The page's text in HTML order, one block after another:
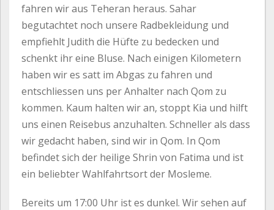
fahren wir aus Teheran heraus. Sahar
begutachtet noch unsere Radbekleidung und
empfiehlt Judith die Hüfte zu bedecken und
schenkt ihr eine Bluse. Nach einigen Kilometern
haben wir es satt im Abgas zu fahren und
entschliessen uns per Anhalter nach Qom zu
kommen. Kaum halten wir an, stoppt Kia und hilft
uns einen Reisebus anzuhalten. Schneller als dass
wir gedacht haben, sind wir in Qom. In Qom
befindet sich der heilige Shrin von Fatima und ist
ein beliebter Wahlfahrtsort der Mosleme.
Bereits um 17:00 Uhr ist es dunkel. Wir sehen auf